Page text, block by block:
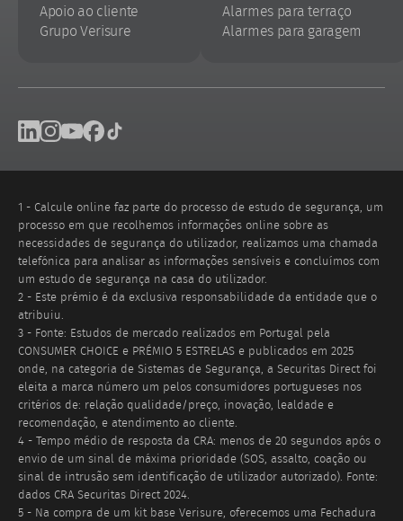
Apoio ao cliente
Grupo Verisure
Alarmes para terraço
Alarmes para garagem
Footer
networks
LinkedinInstagram
Youtube
1 - Calcule online faz parte do processo de estudo de segurança, um
processo em que recolhemos informações online sobre as
necessidades de segurança do utilizador, realizamos uma chamada
telefónica para analisar as informações sensíveis e concluímos com
um estudo de segurança na casa do utilizador.
2 - Este prémio é da exclusiva responsabilidade da entidade que o
atribuiu.
3 - Fonte: Estudos de mercado realizados em Portugal pela
CONSUMER CHOICE e PRÉMIO 5 ESTRELAS e publicados em 2025
onde, na categoria de Sistemas de Segurança, a Securitas Direct foi
eleita a marca número um pelos consumidores portugueses nos
critérios de: relação qualidade/preço, inovação, lealdade e
recomendação, e atendimento ao cliente.
4 - Tempo médio de resposta da CRA: menos de 20 segundos após o
envio de um sinal de máxima prioridade (SOS, assalto, coação ou
sinal de intrusão sem identificação de utilizador autorizado). Fonte:
dados CRA Securitas Direct 2024.
5 - Na compra de um kit base Verisure, oferecemos uma Fechadura